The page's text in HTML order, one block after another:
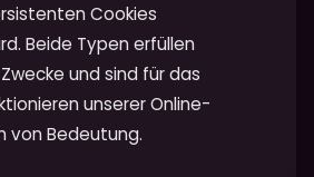
Cookies
Beide Typen erfüllen
und sind für das
unserer Online-
von Bedeutung.